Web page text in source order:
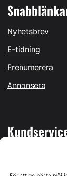
Nyhetsbrev
E-tidning
Prenumerera
Annonsera
Kontakta oss